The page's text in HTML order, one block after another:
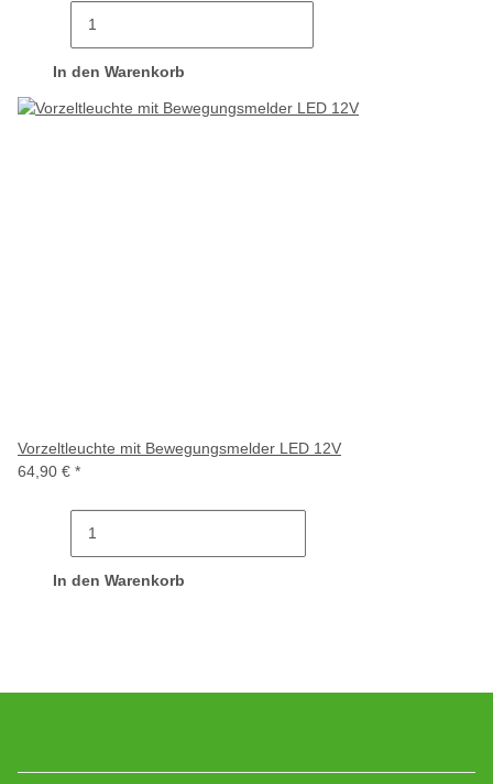
In den Warenkorb
Vorzeltleuchte mit Bewegungsmelder LED 12V
64,90 € *
In den Warenkorb